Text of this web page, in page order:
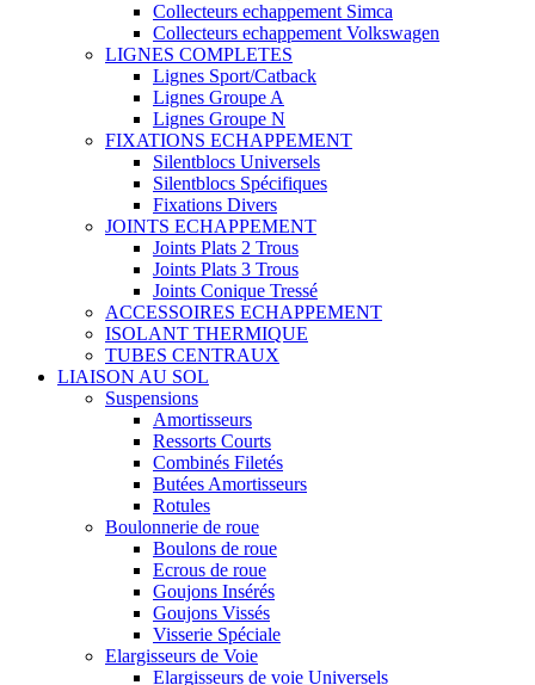
Collecteurs echappement Simca
Collecteurs echappement Volkswagen
LIGNES COMPLETES
Lignes Sport/Catback
Lignes Groupe A
Lignes Groupe N
FIXATIONS ECHAPPEMENT
Silentblocs Universels
Silentblocs Spécifiques
Fixations Divers
JOINTS ECHAPPEMENT
Joints Plats 2 Trous
Joints Plats 3 Trous
Joints Conique Tressé
ACCESSOIRES ECHAPPEMENT
ISOLANT THERMIQUE
TUBES CENTRAUX
LIAISON AU SOL
Suspensions
Amortisseurs
Ressorts Courts
Combinés Filetés
Butées Amortisseurs
Rotules
Boulonnerie de roue
Boulons de roue
Ecrous de roue
Goujons Insérés
Goujons Vissés
Visserie Spéciale
Elargisseurs de Voie
Elargisseurs de voie Universels